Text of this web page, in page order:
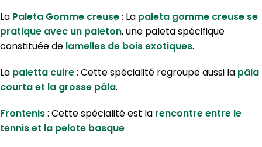
La Paleta Gomme creuse: La paleta gomme creuse se
pratique avec un paleton, une paleta spécifique
constituée de lamelles de bois exotiques.
La paletta cuire: Cette spécialité regroupe aussi la pâla
courta et la grosse pâla.
Frontenis: Cette spécialité est la rencontre entre le
tennis et la pelote basque